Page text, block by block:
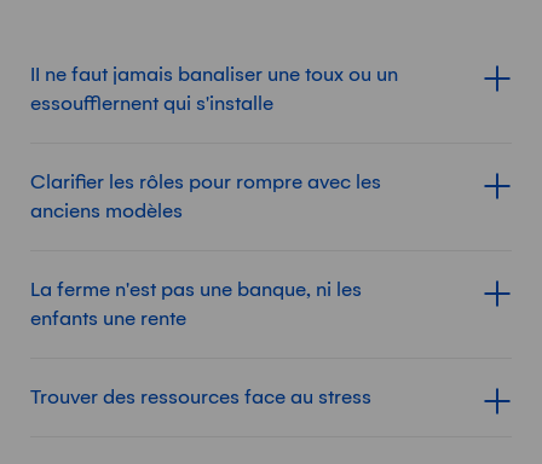
II ne faut jamais banaliser une toux ou un
essoufflernent qui s'installeAfficher le contenu d
Clarifier les rôles pour rompre avec les
anciens modèles
La ferme n'est pas une banque, ni les
enfants une rente
Trouver des ressources face au stress